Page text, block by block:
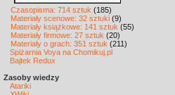
Czasopisma: 714 sztuk (185)
Materiały scenowe: 32 sztuki (9)
Materiały książkowe: 141 sztuk (55)
Materiały firmowe: 27 sztuk (20)
Materiały o grach: 351 sztuk (211)
Spiżarnia Voya na Chomikuj.pl
Bajtek Redux
Zasoby wiedzy
Atariki